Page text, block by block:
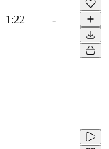
1:22 -